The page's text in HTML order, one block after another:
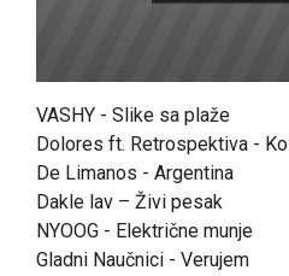
VASHY - Slike sa plaže
Dolores ft. Retrospektiva -
De Limanos - Argentina
Dakle lav – Živi pesak
NYOOG - Električne munje
Gladni Naučnici - Verujem